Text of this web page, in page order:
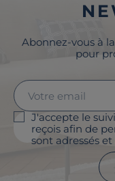
Abonnez-vous à
pour
J'accepte le
reçois afin de
sont adressés